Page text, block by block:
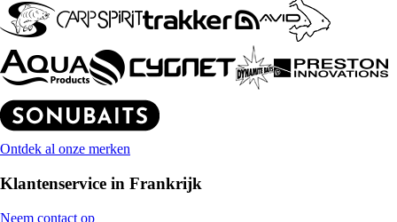
Ontdek al onze merken
Klantenservice in Frankrijk
Neem contact op